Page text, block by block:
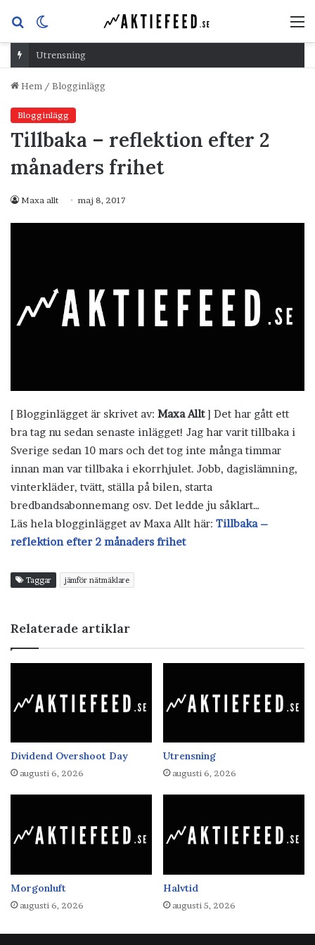
Sök
efterskin
Utrensning
Hem / Blogginlägg
Blogginlägg
Tillbaka – reflektion efter 2
månaders frihet
Maxa allt maj 8, 2017
[ Blogginlägget är skrivet av: Maxa Allt] Det har gått ett
bra tag nu sedan senaste inlägget! Jag har varit tillbaka i
Sverige sedan 10 mars och det tog inte många timmar
innan man var tillbaka i ekorrhjulet. Jobb, dagislämning,
vinterkläder, tvätt, ställa på bilen, starta
bredbandsabonnemang osv. Det ledde ju såklart…
Läs hela blogginlägget av Maxa Allt här: Tillbaka –
reflektion efter 2 månaders frihet
Taggar jämför nätmäklare
Relaterade artiklar
Dividend Overshoot Day
augusti 6, 2026
Utrensning
augusti 6, 2026
Morgonluft
augusti 6, 2026
Halvtid
augusti 5, 2026